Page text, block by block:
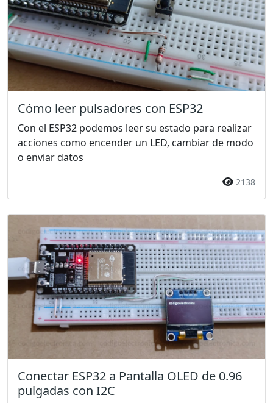
Cómo leer pulsadores con ESP32
Con el ESP32 podemos leer su estado para realizar
acciones como encender un LED, cambiar de modo
o enviar datos
2138
Conectar ESP32 a Pantalla OLED de 0.96
pulgadas con I2C